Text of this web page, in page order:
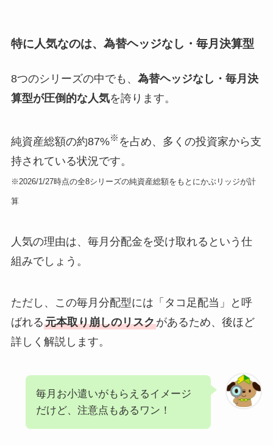
特に人気なのは、為替ヘッジなし・毎月決算型
8つのシリーズの中でも、 為替ヘッジなし・毎月決
算型が圧倒的な人気を誇ります。
純資産総額の約87%※ を占め、多くの投資家から支
持されている状況です。
※2026/1/27時点の全8シリーズの純資産総額をもとにかぶリッジが計
算
人気の理由は、毎月分配金を受け取れるという仕
組みでしょう。
ただし、この毎月分配型には「タコ足配当」と呼
ばれる元本取り崩しのリスクがあるため、後ほど
詳しく解説します。
毎月お小遣いがもらえるイメージ
だけど、注意点もあるワン！